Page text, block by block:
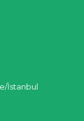
İstanbul